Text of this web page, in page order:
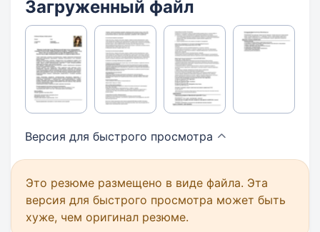
Загруженный файл
Версия для быстрого просмотра
Это резюме размещено в виде файла. Эта
версия для быстрого просмотра может быть
хуже, чем оригинал резюме.